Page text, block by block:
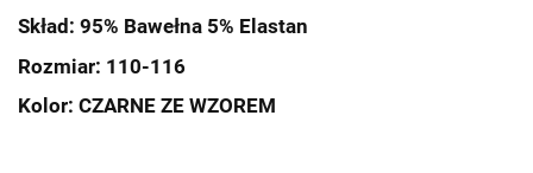
Skład: 95% Bawełna 5% Elastan
Rozmiar: 110-116
Kolor: CZARNE ZE WZOREM